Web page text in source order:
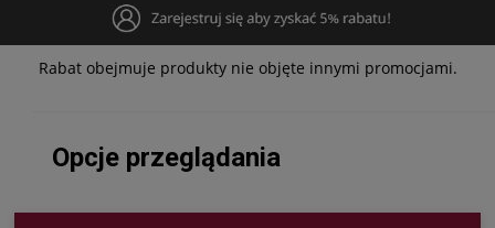
Rabat obejmuje produkty nie objęte innymi promocjami.
Opcje przeglądania